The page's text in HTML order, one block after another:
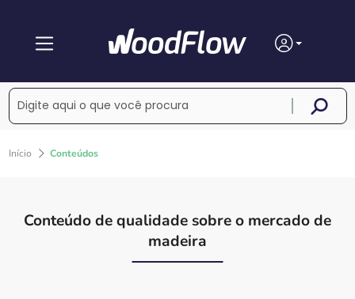
Início Conteúdos
Conteúdo de qualidade sobre o mercado de
madeira